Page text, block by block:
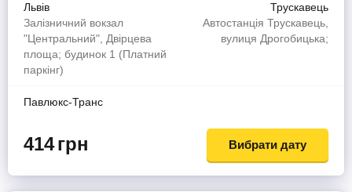
Львів
Трускавець
Залізничний вокзал
"Центральний", Двірцева
площа; будинок 1 (Платний
паркінг)
Автостанція Трускавець,
вулиця Дрогобицька;
Павлюкс-Транс
414грн Вибрати дату